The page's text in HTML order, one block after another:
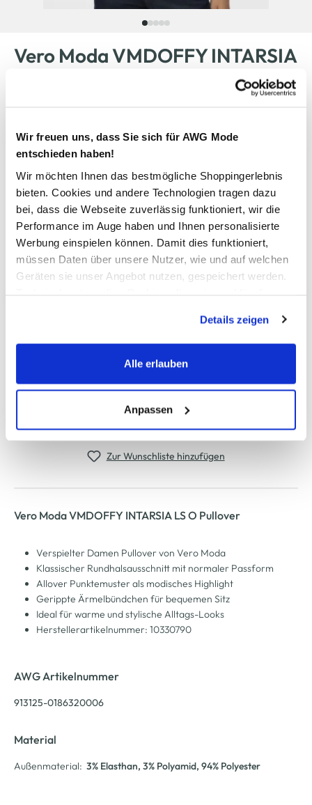
Wir freuen uns, dass Sie sich für AWG Mode
entschieden haben!
Wir möchten Ihnen das bestmögliche Shoppingerlebnis
bieten. Cookies und andere Technologien tragen dazu
bei, dass die Webseite zuverlässig funktioniert, wir die
Performance im Auge haben und Ihnen personalisierte
Werbung einspielen können. Damit dies funktioniert,
müssen Daten über unsere Nutzer, wie und auf welchen
Geräten sie unser Angebot nutzen, gespeichert werden.
werden, werden bei der Nutzung der Webseite auf jeden
Fall gesetzt. Cookies von Drittanbietern für Analyse- oder
Trackingzwecke werden nur dann aktiviert, wenn Sie das
erlauben" bzw. "Alle erlauben" klicken. Mehr dazu
(einschließlich der Möglichkeit, die Einwilligungserklärung
zu ändern oder zu widerrufen) erfahren Sie in unserem
Cookie-Hinweisbzw. derDatenschutzerklärung.
Details zeigen
Alle erlauben
Anpassen
Vero Moda VMDOFFY INTARSIA
Größe:
XS S M L XL
Bitte wählen Sie eine Größe aus
Nicht mehr für den Versand verfügbar
Zur Wunschliste hinzufügen
Vero Moda VMDOFFY INTARSIA LS O Pullover
Verspielter Damen Pullover von Vero Moda
Klassischer Rundhalsausschnitt mit normaler Passform
Allover Punktemuster als modisches Highlight
Gerippte Ärmelbündchen für bequemen Sitz
Ideal für warme und stylische Alltags-Looks
Herstellerartikelnummer: 10330790
AWG Artikelnummer
913125-0186320006
Material
Außenmaterial: 3% Elasthan, 3% Polyamid, 94% Polyester